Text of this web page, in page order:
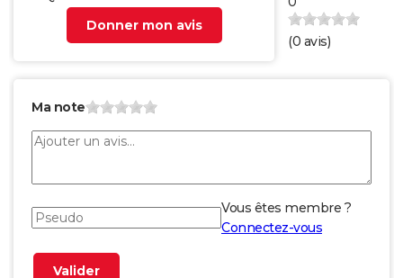
Donner mon avis
(0 avis)
Ma note
Vous êtes membre ?
Connectez-vous